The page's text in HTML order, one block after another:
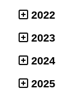
2022
2023
2024
2025